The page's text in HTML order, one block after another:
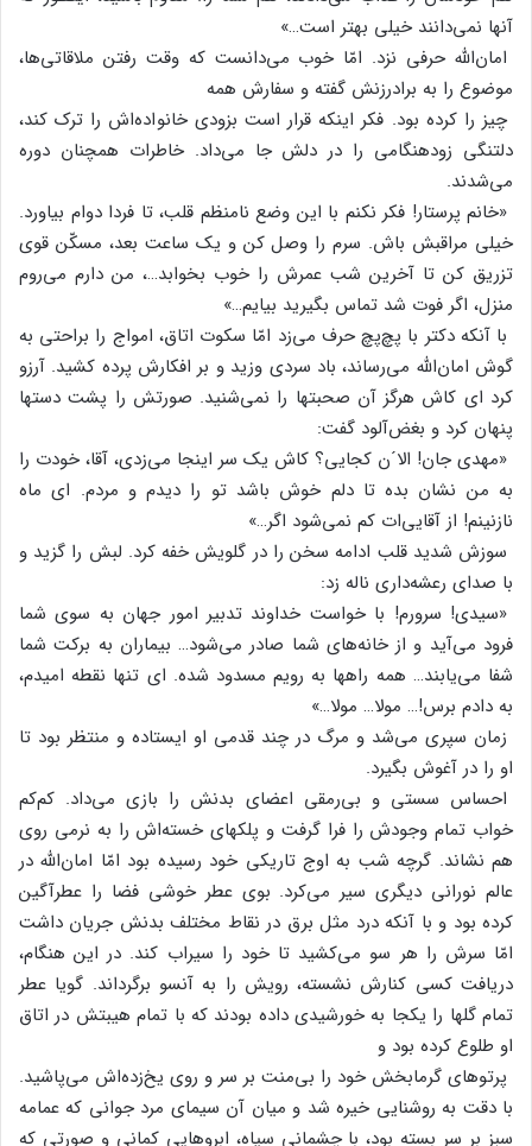
آنها نمی‌دانند خیلی‌ بهتر است‌…»
امان‌الله‌ حرفی‌ نزد. امّا خوب‌ می‌دانست‌ که‌ وقت‌ رفتن‌ ملاقاتی‌ها،
موضوع‌ را به‌ برادرزنش‌ گفته‌ و سفارش‌ همه‌
چیز را کرده‌ بود. فکر اینکه‌ قرار است‌ بزودی‌ خانواده‌اش‌ را ترک‌ کند،
دلتنگی‌ زودهنگامی‌ را در دلش‌ جا می‌داد. خاطرات‌ همچنان‌ دوره‌
می‌شدند.
«خانم‌ پرستار! فکر نکنم‌ با این‌ وضع‌ نامنظم‌ قلب‌، تا فردا دوام‌ بیاورد.
خیلی‌ مراقبش‌ باش‌. سرم‌ را وصل‌ کن‌ و یک‌ ساعت‌ بعد، مسکّن‌ قوی‌
تزریق‌ کن‌ تا آخرین‌ شب‌ عمرش‌ را خوب‌ بخوابد…، من‌ دارم‌ می‌روم‌
منزل‌، اگر فوت‌ شد تماس‌ بگیرید بیایم‌…»
با آنکه‌ دکتر با پچ‌پچ‌ حرف‌ می‌زد امّا سکوت‌ اتاق‌، امواج‌ را براحتی‌ به‌
گوش‌ امان‌الله‌ می‌رساند، باد سردی‌ وزید و بر افکارش‌ پرده‌ کشید. آرزو
کرد ای‌ کاش‌ هرگز آن‌ صحبتها را نمی‌شنید. صورتش‌ را پشت‌ دستها
پنهان‌ کرد و بغض‌آلود گفت‌:
«مهدی‌ جان‌! الا´ن‌ کجایی‌؟ کاش‌ یک‌ سر اینجا می‌زدی‌، آقا، خودت‌ را
به‌ من‌ نشان‌ بده‌ تا دلم‌ خوش‌ باشد تو را دیدم‌ و مردم‌. ای‌ ماه‌
نازنینم‌! از آقایی‌ات‌ کم‌ نمی‌شود اگر…»
سوزش‌ شدید قلب‌ ادامه‌ سخن‌ را در گلویش‌ خفه‌ کرد. لبش‌ را گزید و
با صدای‌ رعشه‌داری‌ ناله‌ زد:
«سیدی‌! سرورم‌! با خواست‌ خداوند تدبیر امور جهان‌ به‌ سوی‌ شما
فرود می‌آید و از خانه‌های‌ شما صادر می‌شود… بیماران‌ به‌ برکت‌ شما
شفا می‌یابند… همه‌ راهها به‌ رویم‌ مسدود شده‌. ای‌ تنها نقطه‌ امیدم‌،
به‌ دادم‌ برس‌!… مولا… مولا…»
زمان‌ سپری‌ می‌شد و مرگ‌ در چند قدمی‌ او ایستاده‌ و منتظر بود تا
او را در آغوش‌ بگیرد.
احساس‌ سستی‌ و بی‌رمقی‌ اعضای‌ بدنش‌ را بازی‌ می‌داد. کم‌کم‌
خواب‌ تمام‌ وجودش‌ را فرا گرفت‌ و پلکهای‌ خسته‌اش‌ را به‌ نرمی‌ روی‌
هم‌ نشاند. گرچه‌ شب‌ به‌ اوج‌ تاریکی‌ خود رسیده‌ بود امّا امان‌الله‌ در
عالم‌ نورانی‌ دیگری‌ سیر می‌کرد. بوی‌ عطر خوشی‌ فضا را عطرآگین‌
کرده‌ بود و با آنکه‌ درد مثل‌ برق‌ در نقاط‌ مختلف‌ بدنش‌ جریان‌ داشت‌
امّا سرش‌ را هر سو می‌کشید تا خود را سیراب‌ کند. در این‌ هنگام‌،
دریافت‌ کسی‌ کنارش‌ نشسته‌، رویش‌ را به‌ آنسو برگرداند. گویا عطر
تمام‌ گلها را یکجا به‌ خورشیدی‌ داده‌ بودند که‌ با تمام‌ هیبتش‌ در اتاق‌
او طلوع‌ کرده‌ بود و
پرتوهای‌ گرمابخش‌ خود را بی‌منت‌ بر سر و روی‌ یخ‌زده‌اش‌ می‌پاشید.
با دقت‌ به‌ روشنایی‌ خیره‌ شد و میان‌ آن‌ سیمای‌ مرد جوانی‌ که‌ عمامه‌
سبز بر سر بسته‌ بود، با چشمانی‌ سیاه‌، ابروهایی‌ کمانی‌ و صورتی‌ که‌